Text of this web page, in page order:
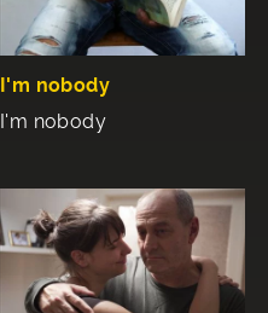
I'm nobody
I'm nobody